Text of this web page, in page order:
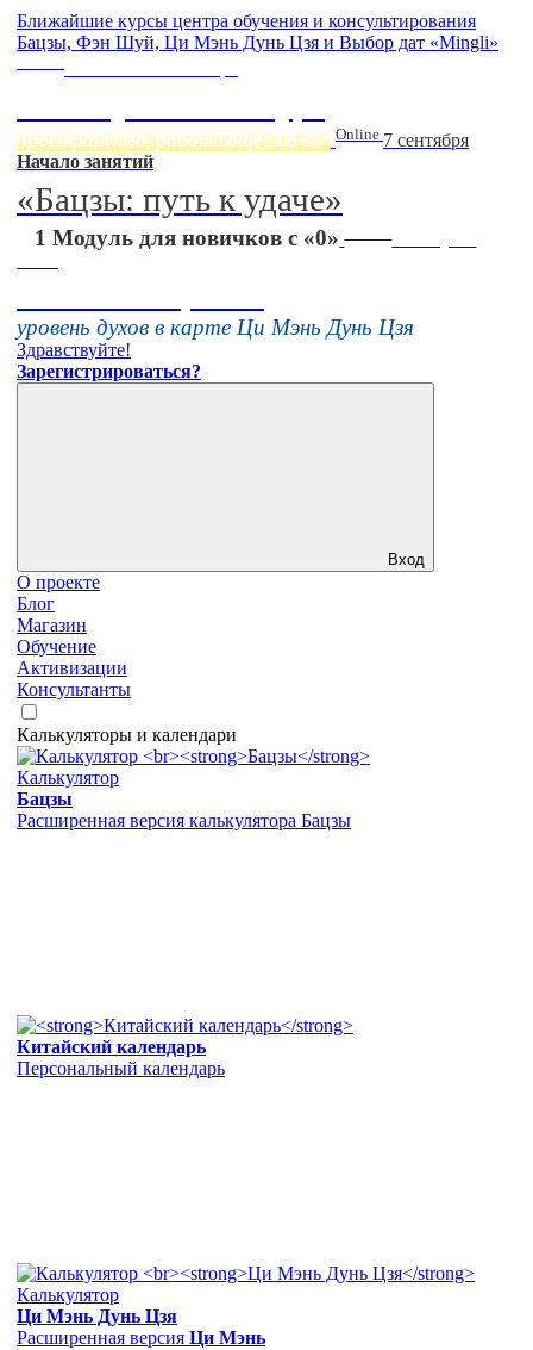
Ближайшие курсы центра обучения и консультирования
Бацзы, Фэн Шуй, Ци Мэнь Дунь Цзя и Выбор дат «Mingli»
пространство, работающее на вас Online 7 сентября
Начало занятий
«Бацзы: путь к удаче»
1 Модуль для новичков с «0»
16 августа
уровень духов в карте Ци Мэнь Дунь Цзя
Здравствуйте!
Зарегистрироваться?
Вход
О проекте
Блог
Магазин
Обучение
Активизации
Консультанты
Калькуляторы и календари
Калькулятор
Бацзы
Расширенная версия калькулятора Бацзы
Китайский календарь
Персональный календарь
Калькулятор
Ци Мэнь Дунь Цзя
Расширенная версия Ци Мэнь